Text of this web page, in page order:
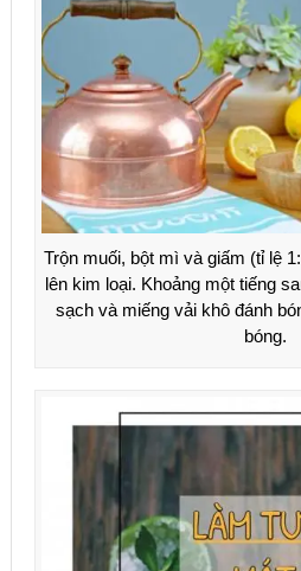
Trộn muối, bột mì và giấm (tỉ lệ
lên kim loại. Khoảng một tiếng
sạch và miếng vải khô đánh
bóng.